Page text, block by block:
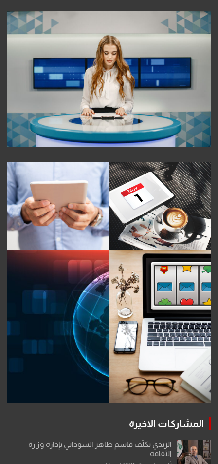
المشاركات الاخيرة
الزيدي يكلّف قاسم طاهر السوداني بإدارة وزارة
الثقافة